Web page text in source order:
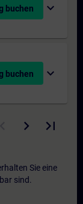
buchen expand_more
buchen expand_more
Sie eine
sind.